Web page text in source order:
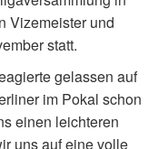
Vizemeister und
statt.
gelassen auf
im Pokal schon
einen leichteren
uns auf eine volle